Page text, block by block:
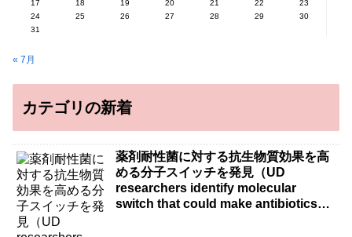
17
18 19 20 21 22
23
24
25 26 27 28 29
30
31
« 7月
カテゴリの新着
薬剤耐性菌に対する抗生物質効果を高
める分子スイッチを発見（UD
researchers identify molecular
switch that could make antibiotics